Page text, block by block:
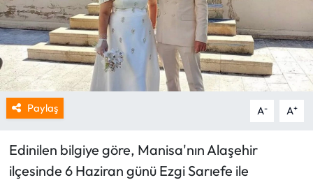
Paylaş A- A+
Edinilen bilgiye göre, Manisa'nın Alaşehir
ilçesinde 6 Haziran günü Ezgi Sarıefe ile